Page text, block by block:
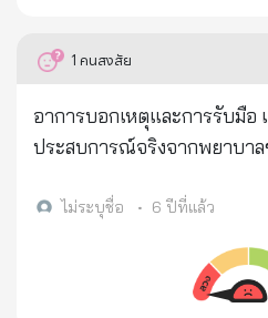
1 คนสงสัย
อาการบอกเหตุและการรับมือ เมื่อผู้หญิงหัวใจวาย
ประสบการณ์จริงจากพยาบา
และมีบทของคนหัวใจวายในบ
ล้มลงกองบนพื้น (สูตรนี้ตลอด
หัวใจวายในผู้หญิงนั้นแตกต่าง
ไม่ระบุชื่อ • 6 ปีที่แล้ว